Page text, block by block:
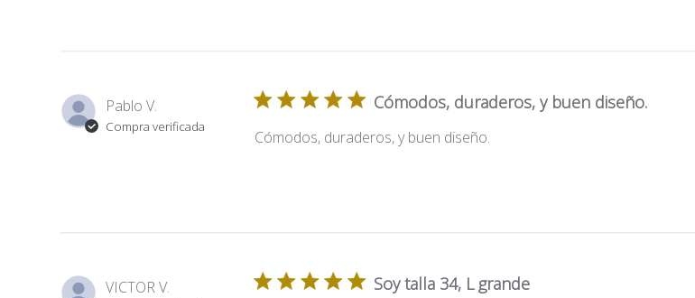
Pablo V.
Compra verificada
Cómodos, duraderos, y buen diseño.
Cómodos, duraderos, y buen diseño.
VICTOR V. Soy talla 34, L grande